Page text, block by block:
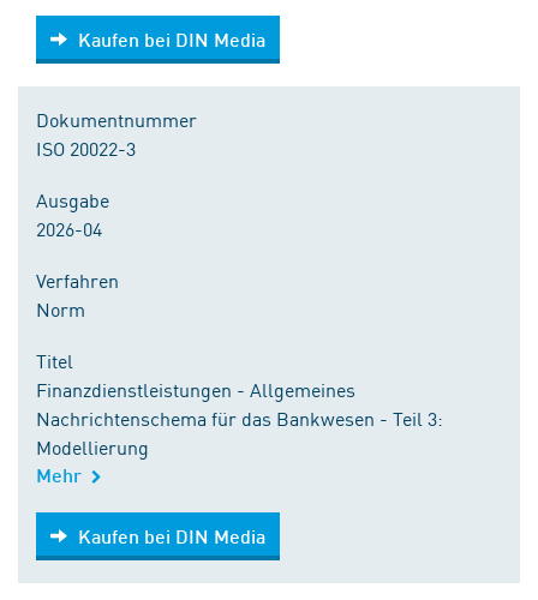
Kaufen bei DIN Media
Kaufen bei DIN Media
Dokumentnummer
ISO 20022-3
Ausgabe
2026-04
Verfahren
Norm
Titel
Finanzdienstleistungen - Allgemeines
Nachrichtenschema für das Bankwesen - Teil 3:
Modellierung
Mehr
Kaufen bei DIN Media
Kaufen bei DIN Media